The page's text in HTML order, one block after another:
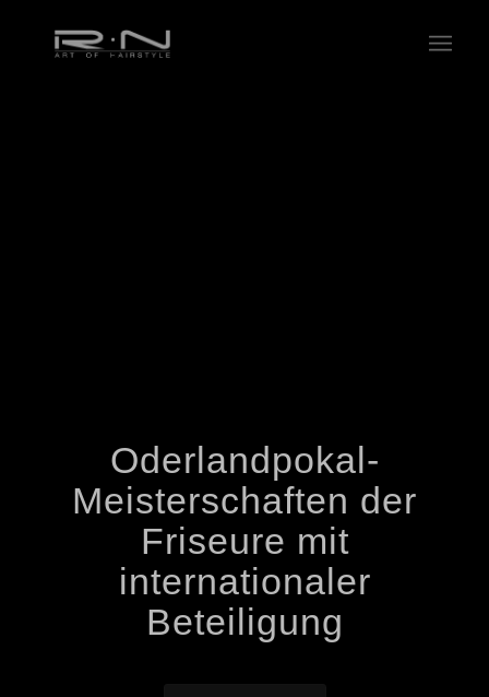
Oderlandpokal-
Meisterschaften der
Friseure mit
internationaler
Beteiligung